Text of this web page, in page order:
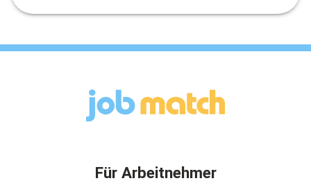
Für Arbeitnehmer